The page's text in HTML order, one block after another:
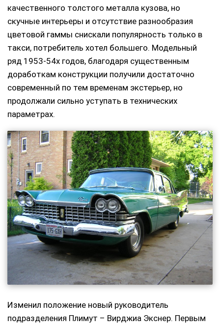
качественного толстого металла кузова, но
скучные интерьеры и отсутствие разнообразия
цветовой гаммы снискали популярность только в
такси, потребитель хотел большего. Модельный
ряд 1953-54х годов, благодаря существенным
доработкам конструкции получили достаточно
современный по тем временам экстерьер, но
продолжали сильно уступать в технических
параметрах.
Изменил положение новый руководитель
подразделения Плимут – Вирджиа Экснер. Первым